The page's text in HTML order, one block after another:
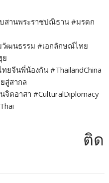
สานพระราชปณิธาน #มรดก
วัฒนธรรม #เอกลักษณ์ไทย
ย
จีนพี่น้องกัน #ThailandChina
สู่สากล
ตอาสา #CulturalDiplomacy
ติดต่อ